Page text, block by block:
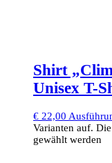
Shirt
Unisex T-
€ 22,00
Varianten auf.
gewählt werden